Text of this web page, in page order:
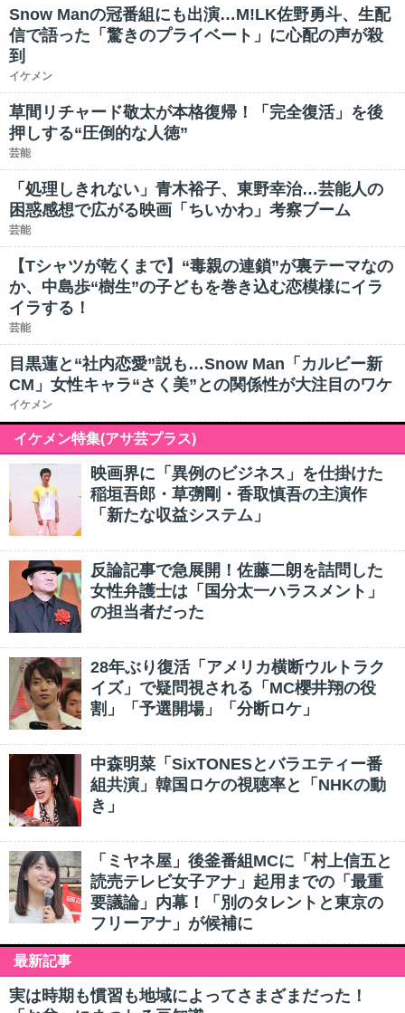
Snow Manの冠番組にも出演…M!LK佐野勇斗、生配
信で語った「驚きのプライベート」に心配の声が殺
到
イケメン
草間リチャード敬太が本格復帰！「完全復活」を後
押しする“圧倒的な人徳”
芸能
「処理しきれない」青木裕子、東野幸治…芸能人の
困惑感想で広がる映画「ちいかわ」考察ブーム
芸能
【Tシャツが乾くまで】“毒親の連鎖”が裏テーマなの
か、中島歩“樹生”の子どもを巻き込む恋模様にイラ
イラする！
芸能
目黒蓮と“社内恋愛”説も…Snow Man「カルビー新
CM」女性キャラ“さく美”との関係性が大注目のワケ
イケメン
イケメン特集(アサ芸プラス)
映画界に「異例のビジネス」を仕掛けた
稲垣吾郎・草彅剛・香取慎吾の主演作
「新たな収益システム」
反論記事で急展開！佐藤二朗を詰問した
女性弁護士は「国分太一ハラスメント」
の担当者だった
28年ぶり復活「アメリカ横断ウルトラク
イズ」で疑問視される「MC櫻井翔の役
割」「予選開場」「分断ロケ」
中森明菜「SixTONESとバラエティー番
組共演」韓国ロケの視聴率と「NHKの動
き」
「ミヤネ屋」後釜番組MCに「村上信五と
読売テレビ女子アナ」起用までの「最重
要議論」内幕！「別のタレントと東京の
フリーアナ」が候補に
最新記事
実は時期も慣習も地域によってさまざまだった！